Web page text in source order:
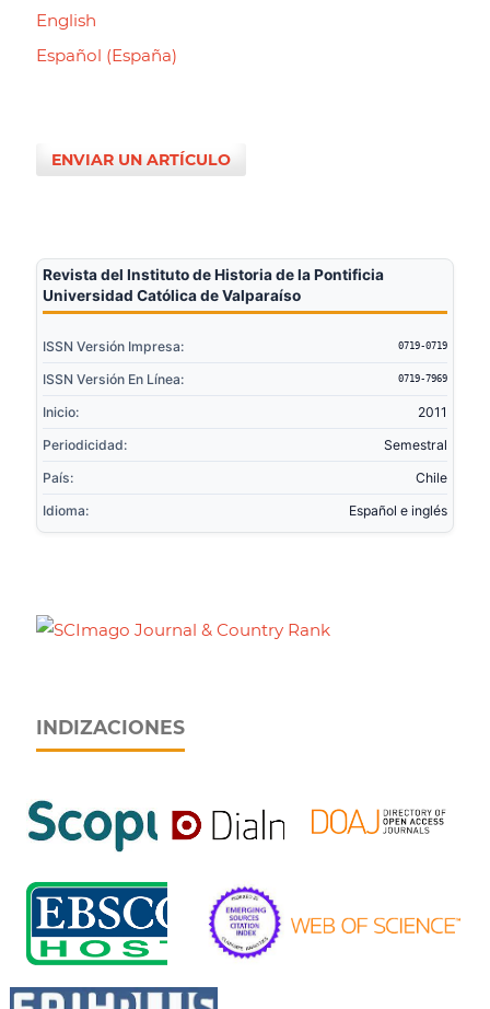
English
Español (España)
ENVIAR UN ARTÍCULO
Revista del Instituto de Historia de la Pontificia
Universidad Católica de Valparaíso
ISSN Versión Impresa: 0719-0719
ISSN Versión En Línea: 0719-7969
Inicio:
2011
Periodicidad:
Semestral
País:
Chile
Idioma:
Español e inglés
INDIZACIONES